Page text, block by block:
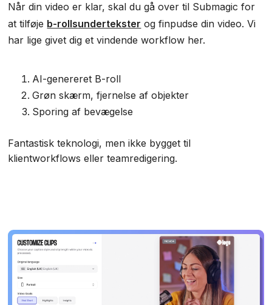
Når din video er klar, skal du gå over til Submagic for
at tilføje b-rollsundertekster og finpudse din video. Vi
har lige givet dig et vindende workflow her.
AI-genereret B-roll
Grøn skærm, fjernelse af objekter
Sporing af bevægelse
Fantastisk teknologi, men ikke bygget til
klientworkflows eller teamredigering.